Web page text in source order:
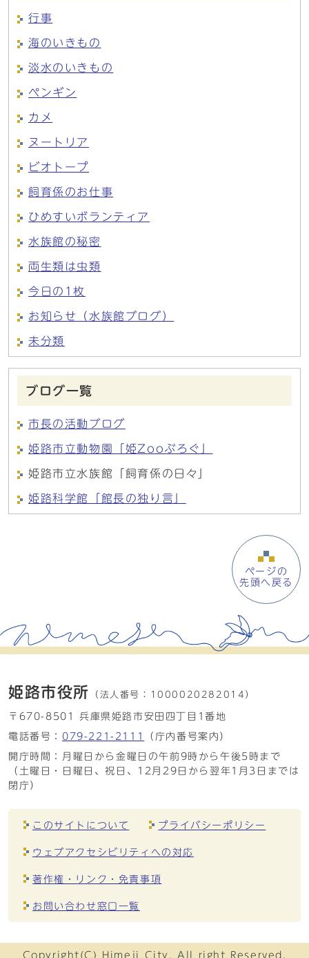
行事
海のいきもの
淡水のいきもの
ペンギン
カメ
ヌートリア
ビオトープ
飼育係のお仕事
ひめすいボランティア
水族館の秘密
両生類は虫類
今日の1枚
お知らせ（水族館ブログ）
未分類
ブログ一覧
市長の活動ブログ
姫路市立動物園「姫Zooぶろぐ」
姫路市立水族館「飼育係の日々」
姫路科学館「館長の独り言」
ページの
先頭へ戻る
姫路市役所 （法人番号： 1000020282014）
〒670-8501 兵庫県姫路市安田四丁目1番地
電話番号： 079-221-2111
（庁内番号案内）
開庁時間：月曜日から金曜日の午前9時から午後5時まで
（土曜日・日曜日、祝日、12月29日から翌年1月3日までは
閉庁）
このサイトについて プライバシーポリシー
ウェブアクセシビリティへの対応
著作権・リンク・免責事項
お問い合わせ窓口一覧
Copyright(C) Himeji City. All right Reserved.